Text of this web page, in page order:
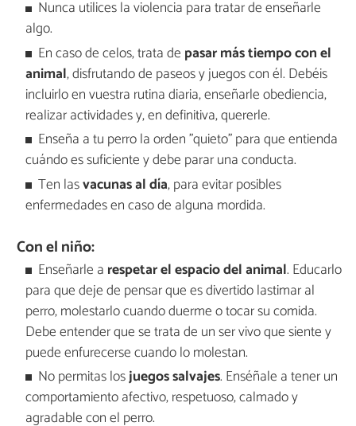
Nunca utilices la violencia para tratar de enseñarle
algo.
En caso de celos, trata de pasar más tiempo con el
animal, disfrutando de paseos y juegos con él. Debéis
incluirlo en vuestra rutina diaria, enseñarle obediencia,
realizar actividades y, en definitiva, quererle.
Enseña a tu perro la orden "quieto" para que entienda
cuándo es suficiente y debe parar una conducta.
Ten lasvacunas al día, para evitar posibles
enfermedades en caso de alguna mordida.
Con el niño:
Enseñarle a respetar el espacio del animal. Educarlo
para que deje de pensar que es divertido lastimar al
perro, molestarlo cuando duerme o tocar su comida.
Debe entender que se trata de un ser vivo que siente y
puede enfurecerse cuando lo molestan.
No permitas losjuegos salvajes. Enséñale a tener un
comportamiento afectivo, respetuoso, calmado y
agradable con el perro.